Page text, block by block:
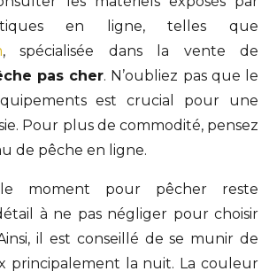
en ligne, telles que
, spécialisée dans la vente de
pas cher. N’oubliez pas que le
est crucial pour une
Pour plus de commodité, pensez
de pêche en ligne.
moment pour pêcher reste
à ne pas négliger pour choisir
il est conseillé de se munir de
principalement la nuit. La couleur